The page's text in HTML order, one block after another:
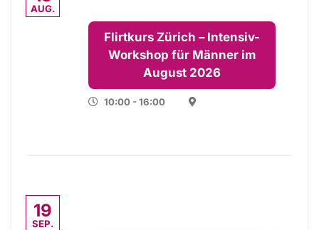
AUG.
Flirtkurs Zürich – Intensiv-
Workshop für Männer im
August 2026
10:00 - 16:00
19
SEP.